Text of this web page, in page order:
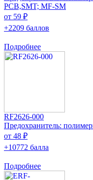
PCB,SMT; MF-SM
от 59 ₽
+2209 баллов
Подробнее
RF2626-000
Предохранитель:
от 48 ₽
+10772 балла
Подробнее